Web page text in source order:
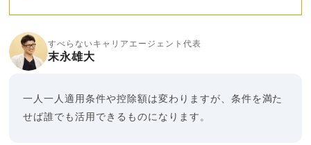
すべらないキャリアエージェント代表
末永雄大
一人一人適用条件や控除額は変わりますが、条件を満た
せば誰でも活用できるものになります。